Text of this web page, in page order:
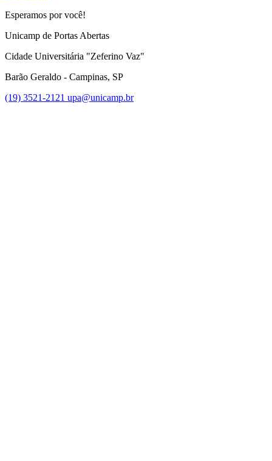
Esperamos por você!
Unicamp de Portas Abertas
Cidade Universitária "Zeferino Vaz"
Barão Geraldo - Campinas, SP
(19) 3521-2121 upa@unicamp.br